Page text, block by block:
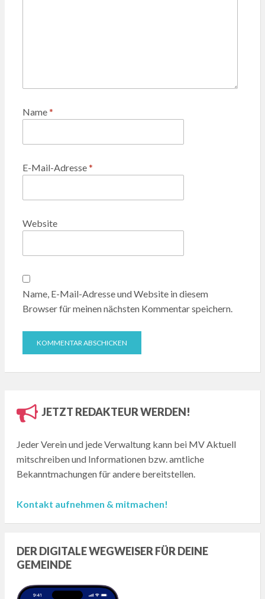
Name*
E-Mail-Adresse*
Website
Name, E-Mail-Adresse und Website in diesem
Browser für meinen nächsten Kommentar speichern.
JETZT REDAKTEUR WERDEN!
Jeder Verein und jede Verwaltung kann bei MV Aktuell
mitschreiben und Informationen bzw. amtliche
Bekanntmachungen für andere bereitstellen.
Kontakt aufnehmen & mitmachen!
DER DIGITALE WEGWEISER FÜR DEINE
GEMEINDE